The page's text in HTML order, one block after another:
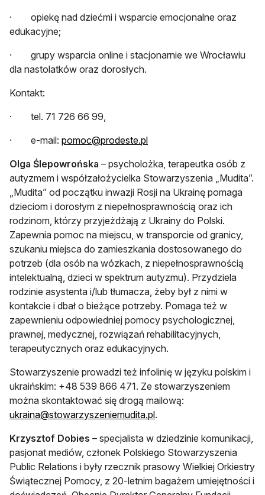
· opiekę nad dziećmi i wsparcie emocjonalne oraz
edukacyjne;
· grupy wsparcia online i stacjonarnie we Wrocławiu
dla nastolatków oraz dorosłych.
Kontakt:
· tel. 71 726 66 99,
· e-mail: pomoc@prodeste.plotwiera się w nowej karcie
Olga Ślepowrońska – psycholożka, terapeutka osób z
autyzmem i współzałożycielka Stowarzyszenia „Mudita”.
„Mudita” od początku inwazji Rosji na Ukrainę pomaga
dzieciom i dorosłym z niepełnosprawnością oraz ich
rodzinom, którzy przyjeżdżają z Ukrainy do Polski.
Zapewnia pomoc na miejscu, w transporcie od granicy,
szukaniu miejsca do zamieszkania dostosowanego do
potrzeb (dla osób na wózkach, z niepełnosprawnością
intelektualną, dzieci w spektrum autyzmu). Przydziela
rodzinie asystenta i/lub tłumacza, żeby był z nimi w
kontakcie i dbał o bieżące potrzeby. Pomaga też w
zapewnieniu odpowiedniej pomocy psychologicznej,
prawnej, medycznej, rozwiązań rehabilitacyjnych,
terapeutycznych oraz edukacyjnych.
Stowarzyszenie prowadzi też infolinię w języku polskim i
ukraińskim: +48 539 866 471. Ze stowarzyszeniem
można skontaktować się drogą mailową:
ukraina@stowarzyszeniemudita.plotwiera się w nowej
.
Krzysztof Dobies – specjalista w dziedzinie komunikacji,
pasjonat mediów, członek Polskiego Stowarzyszenia
Public Relations i były rzecznik prasowy Wielkiej Orkiestry
Świątecznej Pomocy, z 20-letnim bagażem umiejętności i